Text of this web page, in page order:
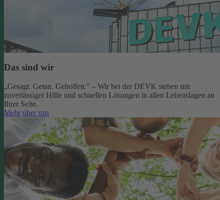
Das sind wir
„Gesagt. Getan. Geholfen." – Wir bei der DEVK stehen mit
zuverlässiger Hilfe und schnellen Lösungen in allen Lebenslagen an
Ihrer Seite.
Mehr über uns